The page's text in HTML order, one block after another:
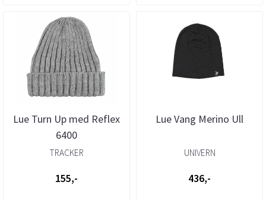
Lue Turn Up med Reflex
6400
TRACKER
155,-
Lue Vang Merino Ull
UNIVERN
436,-